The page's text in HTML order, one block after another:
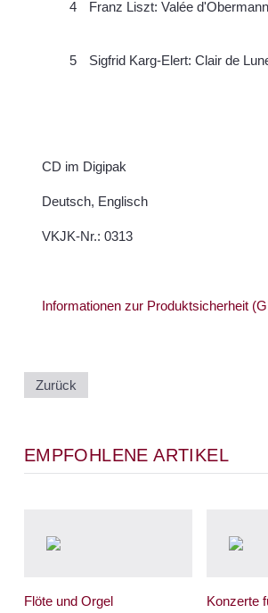
4 Franz Liszt: Valée d'Obermann
5 Sigfrid Karg-Elert: Clair de
CD im Digipak
Deutsch, Englisch
VKJK-Nr.: 0313
Informationen zur Produktsicherheit
Zurück
EMPFOHLENE ARTIKEL
Flöte und Orgel
Konzerte